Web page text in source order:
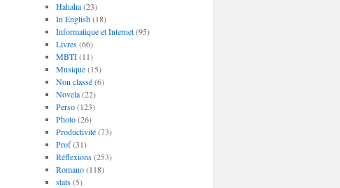
Hahaha(23)
In English(18)
Informatique et Internet(95)
Livres(66)
MBTI(11)
Musique(15)
Non classé(6)
Novela(22)
Perso(123)
Photo(26)
Productivité(73)
Prof(31)
Réflexions(253)
Romano(118)
stats(5)